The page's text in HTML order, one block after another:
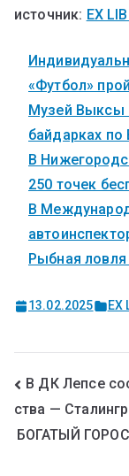
источник: EX
«Футбол»
Музей Выксы
байдарках
В
250 точек
В
Рыбная
13.02.2025 EX
В ДК Лепсе
ства —
БОГАТЫЙ